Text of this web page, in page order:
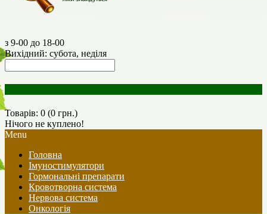
з 9-00 до 18-00
Вихідний: субота, неділя
Товарів: 0 (0 грн.)
Нічого не куплено!
Menu
Головна
Імуностимулятори
Гормональні препарати
Кровотворна система
Нервова система
Онкологія